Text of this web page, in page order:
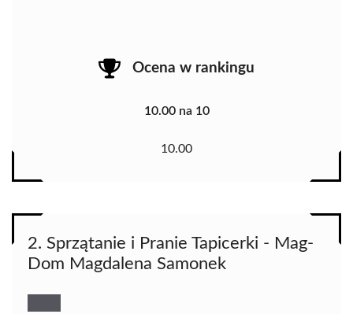
Ocena w rankingu
10.00 na 10
10.00
2. Sprzątanie i Pranie Tapicerki - Mag-
Dom Magdalena Samonek